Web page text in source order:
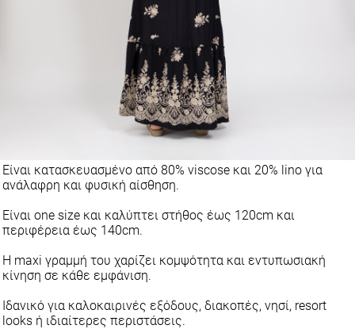
Είναι κατασκευασμένο από 80% viscose και 20% lino για
ανάλαφρη και φυσική αίσθηση.
Είναι one size και καλύπτει στήθος έως 120cm και
περιφέρεια έως 140cm.
Η maxi γραμμή του χαρίζει κομψότητα και εντυπωσιακή
κίνηση σε κάθε εμφάνιση.
Ιδανικό για καλοκαιρινές εξόδους, διακοπές, νησί, resort
looks ή ιδιαίτερες περιστάσεις.